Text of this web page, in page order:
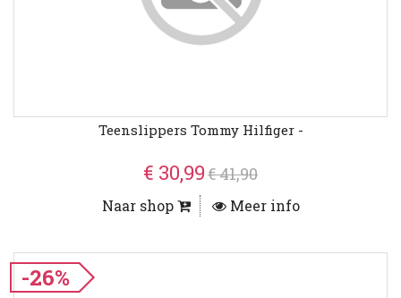
Teenslippers Tommy Hilfiger -
€ 30,99€ 41,90
Naar shop Meer info
-26%